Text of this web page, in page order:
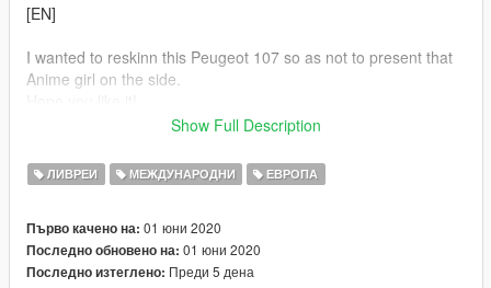
[EN]
I wanted to reskinn this Peugeot 107 so as not to present that
Anime girl on the side.
https://it.gta5-mods.com/vehicles/2011-peugeot-107
Then replace the original "brioso.ytd" file with this model's .YTD
Show Full Description
ЛИВРЕИ МЕЖДУНАРОДНИ ЕВРОПА
Първо качено на: 01 юни 2020
Последно обновено на: 01 юни 2020
Последно изтеглено: Преди 5 дена